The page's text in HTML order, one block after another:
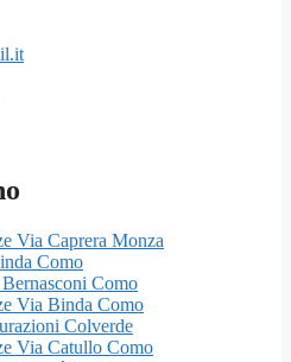
Via Caprera Monza
Como
Como
Via Binda Como
Colverde
Via Catullo Como